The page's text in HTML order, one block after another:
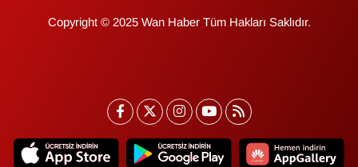
Copyright © 2025 Wan Haber Tüm Hakları Saklıdır.